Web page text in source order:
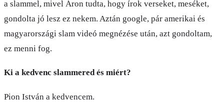
a slammel, mivel Áron tudta, hogy írok verseket, meséket,
gondolta jó lesz ez nekem. Aztán google, pár amerikai és
magyarországi slam videó megnézése után, azt gondoltam,
ez menni fog.
Ki a kedvenc slammered és miért?
Pion István a kedvencem.